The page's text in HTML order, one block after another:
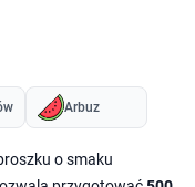
Arbuz
o smaku